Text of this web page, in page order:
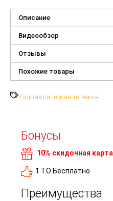
Описание
Видеообзор
Отзывы
Похожие товары
Гидравлическая тележка
Бонусы
10% скидочная карта
1 ТО Бесплатно
Преимущества